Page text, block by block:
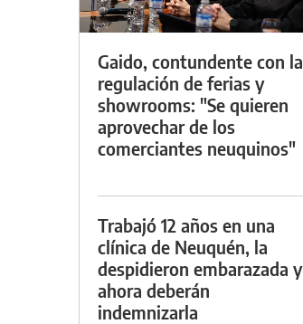
Gaido, contundente con la
regulación de ferias y
showrooms: "Se quieren
aprovechar de los
comerciantes neuquinos"
Trabajó 12 años en una
clínica de Neuquén, la
despidieron embarazada y
ahora deberán
indemnizarla